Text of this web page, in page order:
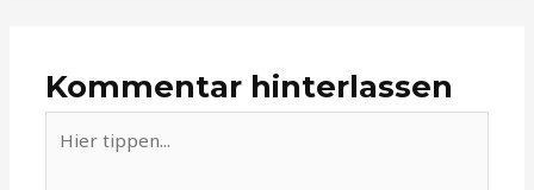
Kommentar hinterlassen
tippen...